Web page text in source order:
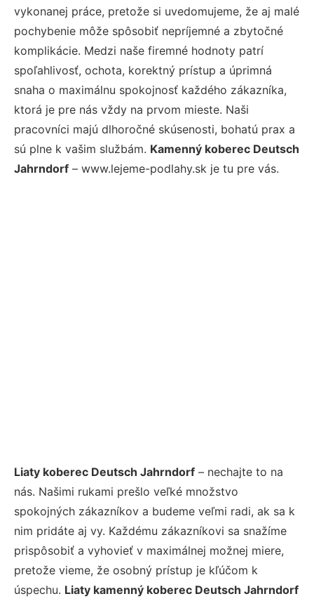
vykonanej práce, pretože si uvedomujeme, že aj malé
pochybenie môže spôsobiť nepríjemné a zbytočné
komplikácie. Medzi naše firemné hodnoty patrí
spoľahlivosť, ochota, korektný prístup a úprimná
snaha o maximálnu spokojnosť každého zákazníka,
ktorá je pre nás vždy na prvom mieste. Naši
pracovníci majú dlhoročné skúsenosti, bohatú prax a
sú plne k vašim službám. Kamenný koberec Deutsch
Jahrndorf – www.lejeme-podlahy.sk je tu pre vás.
Liaty koberec Deutsch Jahrndorf – nechajte to na
nás. Našimi rukami prešlo veľké množstvo
spokojných zákazníkov a budeme veľmi radi, ak sa k
nim pridáte aj vy. Každému zákazníkovi sa snažíme
prispôsobiť a vyhovieť v maximálnej možnej miere,
pretože vieme, že osobný prístup je kľúčom k
úspechu. Liaty kamenný koberec Deutsch Jahrndorf